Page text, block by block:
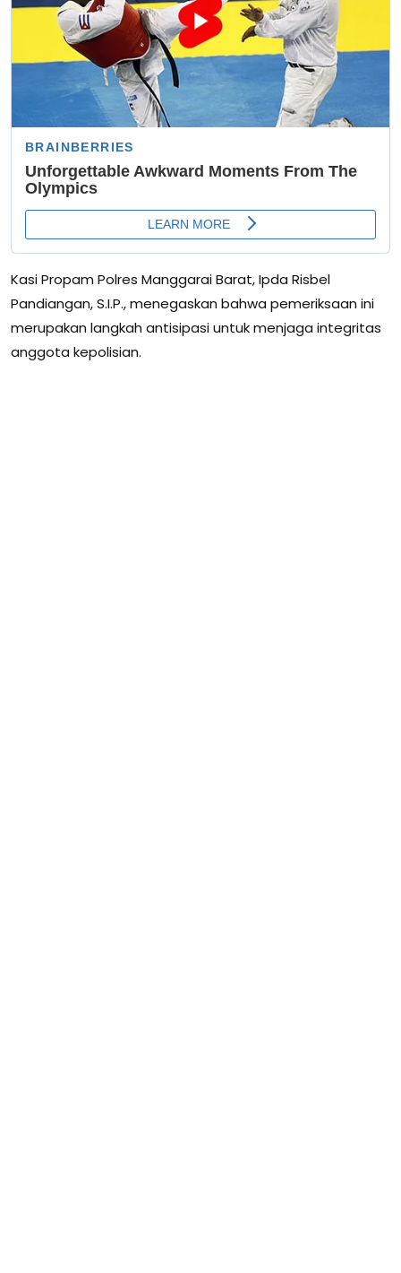
Kasi Propam Polres Manggarai Barat, Ipda Risbel
Pandiangan, S.I.P., menegaskan bahwa pemeriksaan ini
merupakan langkah antisipasi untuk menjaga integritas
anggota kepolisian.